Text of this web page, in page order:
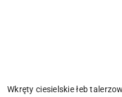
Wkręty ciesielskie łeb